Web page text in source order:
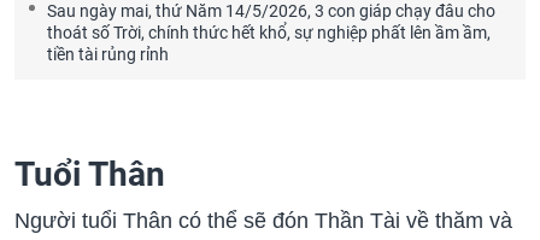
Sau ngày mai, thứ Năm 14/5/2026, 3 con giáp chạy đâu cho
thoát số Trời, chính thức hết khổ, sự nghiệp phất lên ầm ầm,
tiền tài rủng rỉnh
Tuổi Thân
Người tuổi Thân có thể sẽ đón Thần Tài về thăm và